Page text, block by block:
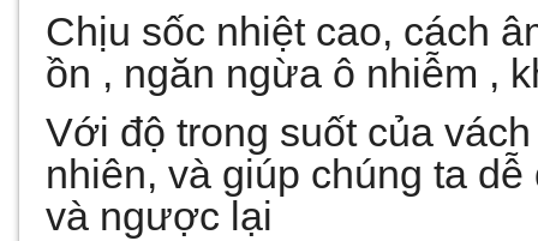
Chịu sốc nhiệt cao, cách
ồn , ngăn ngừa ô nhiễm ,
Với độ trong suốt của
nhiên, và giúp chúng ta
và ngược lại